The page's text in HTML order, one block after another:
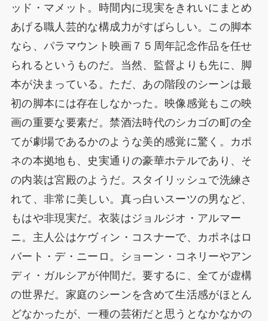
ッド・マメット。時間内に現実をきれいにまとめ
あげる職人芸的な構成力がすばらしい。この脚本
なら、パラマウント映画７５周年記念作品を任せ
られるというものだ。当然、監督よりも先に、脚
本が決まっている。ただ、あの階段のシーンは最
初の脚本には存在しなかった。映像感覚もこの映
画の重要な要素だ。禁酒法時代のシカゴの町の全
てが劇場であるかのような美的感覚に驚く。カポ
ネの本拠地も、史実通りの豪華ホテルであり、そ
の内装は宮殿のようだ。スタイリッシュで洗練さ
れて、非常に美しい。真っ白いスーツの男など、
もはや非現実だ。衣装はジョルジオ・アルマー
ニ。主人公はケヴィン・コスナーで、カポネはロ
バート・デ・ニーロ。ショーン・コネリーやアン
ディ・ガルシアが仲間だ。要するに、全てが虚構
の世界だ。家庭のシーンを含めて生活感がほとん
どなかったが、一種の芸術だと思うとなかなかの